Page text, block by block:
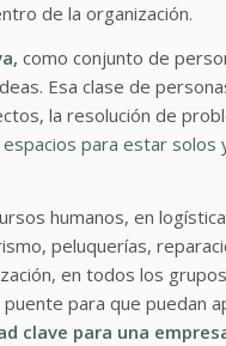
de la organización.
, como conjunto de
Esa clase de
la resolución de
para estar solos
humanos, en
peluquerías,
en todos los
para que puedan
clave para una